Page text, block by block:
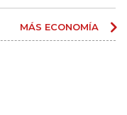
MÁS ECONOMÍA